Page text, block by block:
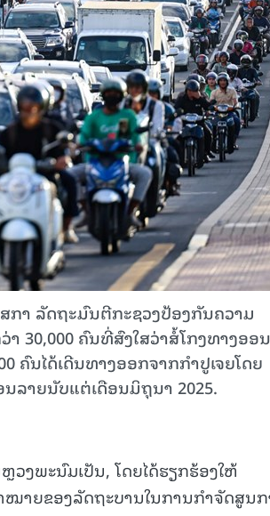
ກາ ລັດຖະມົນຕີກະຊວງປ້ອງກັນຄວາມ
າ 30,000 ຄົນທີ່ສົງໃສວ່າສໍ້ໂກງທາງອອນ
ຄົນໄດ້ເດີນທາງອອກຈາກກຳປູເຈຍໂດຍ
ລາຍນັບແຕ່ເດືອນມິຖຸນາ 2025.
ງພະນົມເປັນ, ໂດຍໄດ້ຮຽກຮ້ອງໃຫ້
າຍຂອງລັດຖະບານໃນການກຳຈັດສູນ